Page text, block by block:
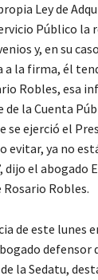
Ley de
Público la
y, en su
a la firma, él
Robles, esa
de la Cuenta
se ejerció el
evitar, ya no
dijo el abogado
Rosario Robles.
de este lunes
defensor
la Sedatu,